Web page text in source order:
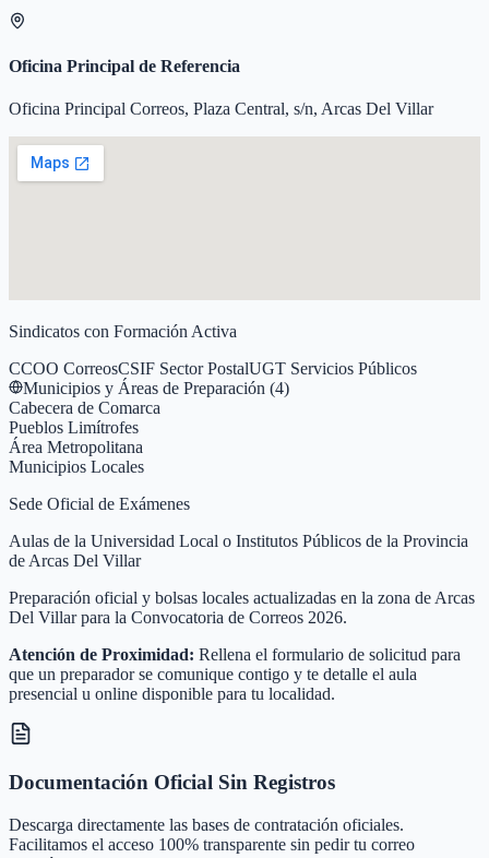
Oficina Principal de Referencia
Oficina Principal Correos, Plaza Central, s/n, Arcas Del Villar
Sindicatos con Formación Activa
CCOO CorreosCSIF Sector PostalUGT Servicios Públicos
Municipios y Áreas de Preparación (4)
Cabecera de Comarca
Pueblos Limítrofes
Área Metropolitana
Municipios Locales
Sede Oficial de Exámenes
Aulas de la Universidad Local o Institutos Públicos de la Provincia
de Arcas Del Villar
Preparación oficial y bolsas locales actualizadas en la zona de Arcas
Del Villar para la Convocatoria de Correos 2026.
Atención de Proximidad: Rellena el formulario de solicitud para
que un preparador se comunique contigo y te detalle el aula
presencial u online disponible para tu localidad.
Documentación Oficial Sin Registros
Descarga directamente las bases de contratación oficiales.
Facilitamos el acceso 100% transparente sin pedir tu correo